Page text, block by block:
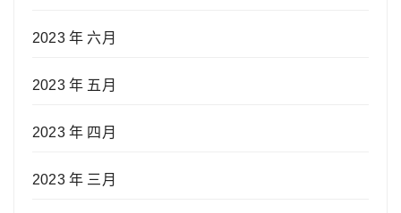
2023 年 六月
2023 年 五月
2023 年 四月
2023 年 三月